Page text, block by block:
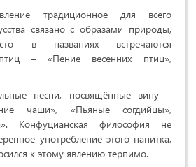
традиционное для всего
связано с образами природы,
в названиях встречаются
– «Пение весенних птиц»,
песни, посвящённые вину –
чаши», «Пьяные согдийцы»,
Конфуцианская философия не
употребление этого напитка,
к этому явлению терпимо.